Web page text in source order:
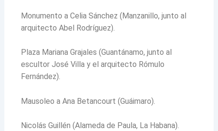
Monumento a Celia Sánchez (Manzanillo, junto al
arquitecto Abel Rodríguez).
Plaza Mariana Grajales (Guantánamo, junto al
escultor José Villa y el arquitecto Rómulo
Fernández).
Mausoleo a Ana Betancourt (Guáimaro).
Nicolás Guillén (Alameda de Paula, La Habana).